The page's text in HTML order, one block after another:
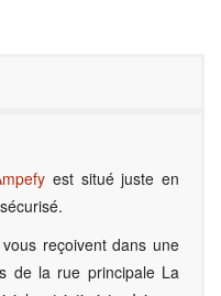
est situé juste en
reçoivent dans une
de la rue principale La